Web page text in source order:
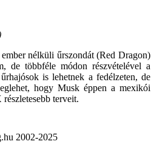
nélküli űrszondát (Red Dragon)
de többféle módon részvételével a
is lehetnek a fedélzeten, de
hogy Musk éppen a mexikói
terveit.
2002-2025